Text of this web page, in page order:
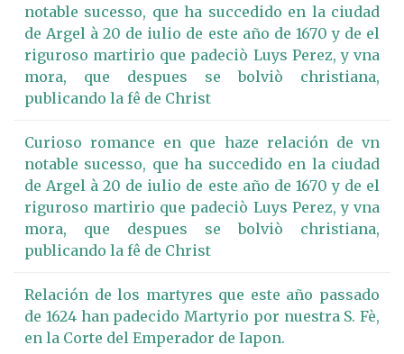
notable sucesso, que ha succedido en la ciudad
de Argel à 20 de iulio de este año de 1670 y de el
riguroso martirio que padeciò Luys Perez, y vna
mora, que despues se bolviò christiana,
publicando la fê de Christ
Curioso romance en que haze relación de vn
notable sucesso, que ha succedido en la ciudad
de Argel à 20 de iulio de este año de 1670 y de el
riguroso martirio que padeciò Luys Perez, y vna
mora, que despues se bolviò christiana,
publicando la fê de Christ
Relación de los martyres que este año passado
de 1624 han padecido Martyrio por nuestra S. Fè,
en la Corte del Emperador de Iapon.